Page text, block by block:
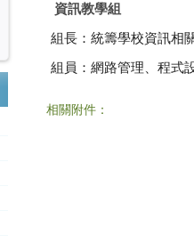
資訊教學組
組長：統籌學校資訊相
組員：網路管理、程式
相關附件：